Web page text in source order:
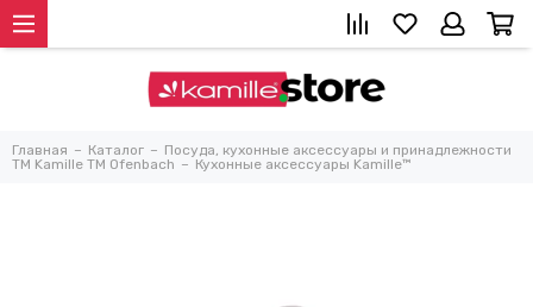
Главная Каталог
Посуда, кухонные аксессуары и принадлежности
TM Kamille TM Ofenbach
Кухонные аксессуары Kamille™